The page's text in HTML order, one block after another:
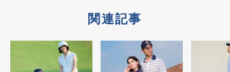
関連記事